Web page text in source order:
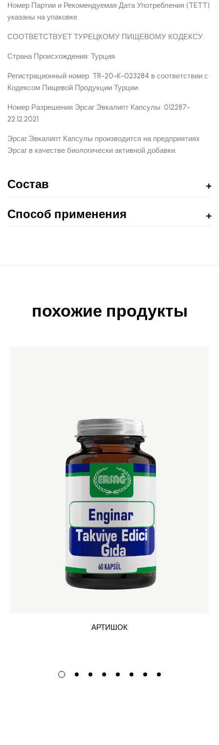
Номер Партии и Рекомендуемая Дата Употребления (TETT)
указаны на упаковке.
СООТВЕТСТВУЕТ ТУРЕЦКОМУ ПИЩЕВОМУ КОДЕКСУ.
Страна Происхождения: Турция
Регистрационный номер: TR-20-K-023284 в соответствии с
Кодексом Пищевой Продукции Турции.
Номер Разрешения Эрсаг Эвкалипт Капсулы: 012287-
22.12.2021
Эрсаг Эвкалипт Капсулы производится на предприятиях
Эрсаг в качестве биологически активной добавки.
Состав
Способ применения
похожие продукты
АРТИШОК